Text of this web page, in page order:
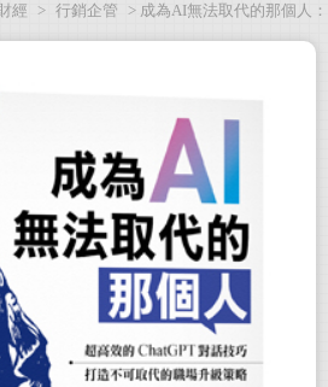
經 > 行銷企管 > 成為AI無法取代的那個人：